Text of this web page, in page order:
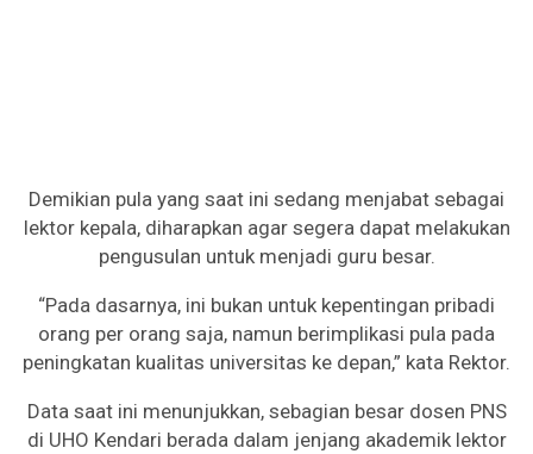
Demikian pula yang saat ini sedang menjabat sebagai
lektor kepala, diharapkan agar segera dapat melakukan
pengusulan untuk menjadi guru besar.
“Pada dasarnya, ini bukan untuk kepentingan pribadi
orang per orang saja, namun berimplikasi pula pada
peningkatan kualitas universitas ke depan,” kata Rektor.
Data saat ini menunjukkan, sebagian besar dosen PNS
di UHO Kendari berada dalam jenjang akademik lektor